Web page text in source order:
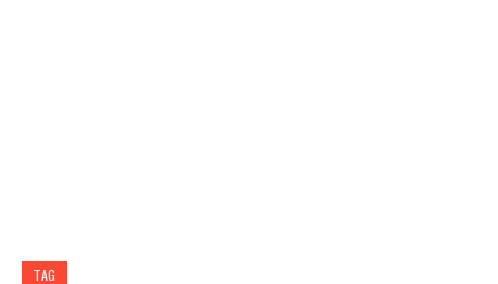
TAG